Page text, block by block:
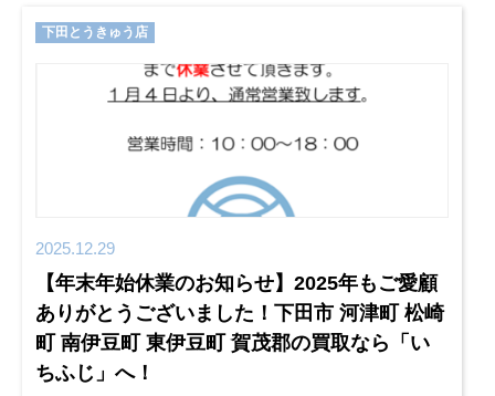
下田とうきゅう店
2025.12.29
【年末年始休業のお知らせ】2025年もご愛顧
ありがとうございました！下田市 河津町 松崎
町 南伊豆町 東伊豆町 賀茂郡の買取なら「い
ちふじ」へ！